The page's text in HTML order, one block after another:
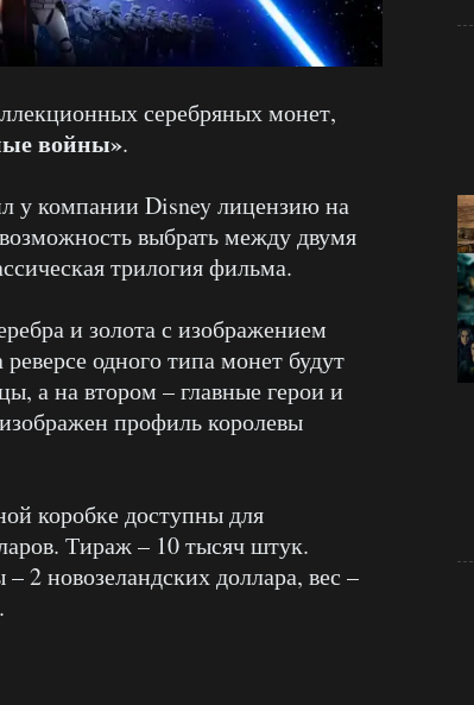
серебряных монет,
войны».
у компании Disney лицензию на
выбрать между двумя
трилогия фильма.
и золота с изображением
одного типа монет будут
а на втором – главные герои и
профиль королевы
коробке доступны для
Тираж – 10 тысяч штук.
2 новозеландских доллара, вес –